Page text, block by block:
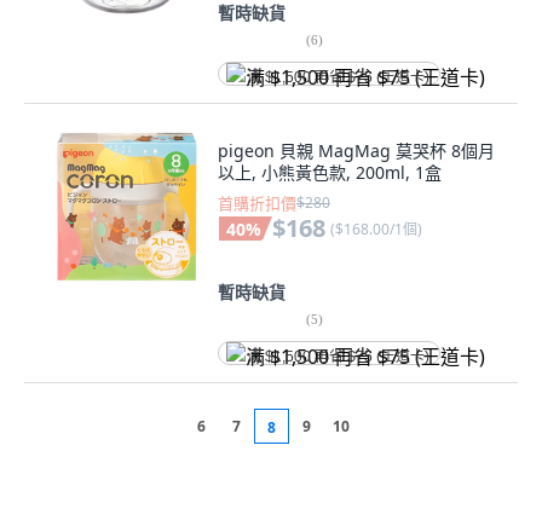
暫時缺貨
(6)
满 $1,500 再省 $75 (王道卡)
pigeon 貝親 MagMag 莫哭杯 8個月
以上, 小熊黃色款, 200ml, 1盒
首購折扣價$280
40% $168 ($168.00/1個)
暫時缺貨
(5)
满 $1,500 再省 $75 (王道卡)
6 7 8 9 10